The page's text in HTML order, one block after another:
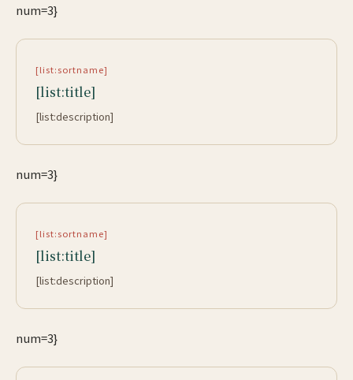
num=3}
[list:sortname]
[list:title]
[list:description]
num=3}
[list:sortname]
[list:title]
[list:description]
num=3}